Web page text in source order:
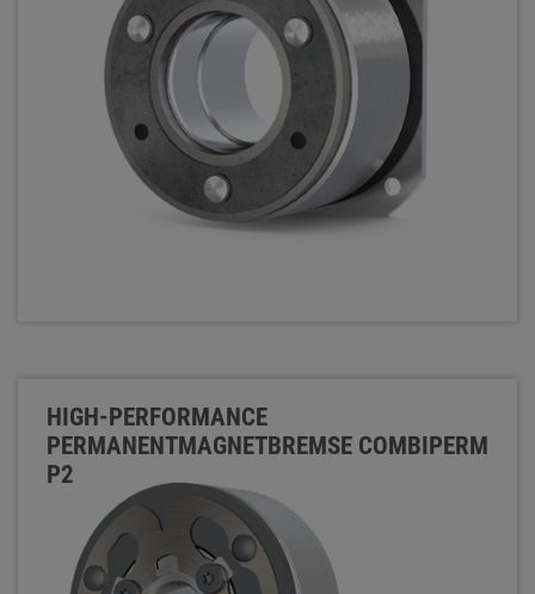
HIGH-PERFORMANCE
PERMANENTMAGNETBREMSE COMBIPERM
P2